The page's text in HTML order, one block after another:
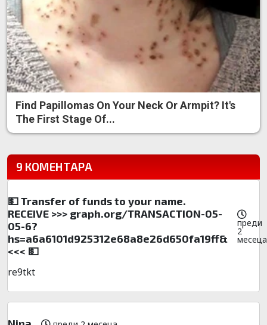
Find Papillomas On Your Neck Or Armpit? It's
The First Stage Of...
9 КОМЕНТАРА
💵 Transfer of funds to your name.
RECEIVE >>> graph.org/TRANSACTION-05-
05-6?
hs=a6a6101d925312e68a8e26d650fa19ff&
<<< 💵
преди
2
месеца
re9tkt